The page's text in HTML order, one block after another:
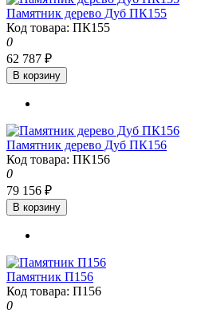
Памятник дерево Дуб ПК155
Код товара: ПК155
0
62 787 ₽
В корзину
Памятник дерево Дуб ПК156
Код товара: ПК156
0
79 156 ₽
В корзину
Памятник П156
Код товара: П156
0